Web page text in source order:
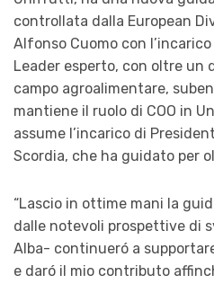
controllata dalla European
Alfonso Cuomo con
Leader esperto, con oltre un
campo agroalimentare,
mantiene il ruolo di COO in
assume l’incarico di
Scordia, che ha guidato per
“Lascio in ottime mani la
dalle notevoli prospettive di
Alba- continueró a
e daró il mio contributo